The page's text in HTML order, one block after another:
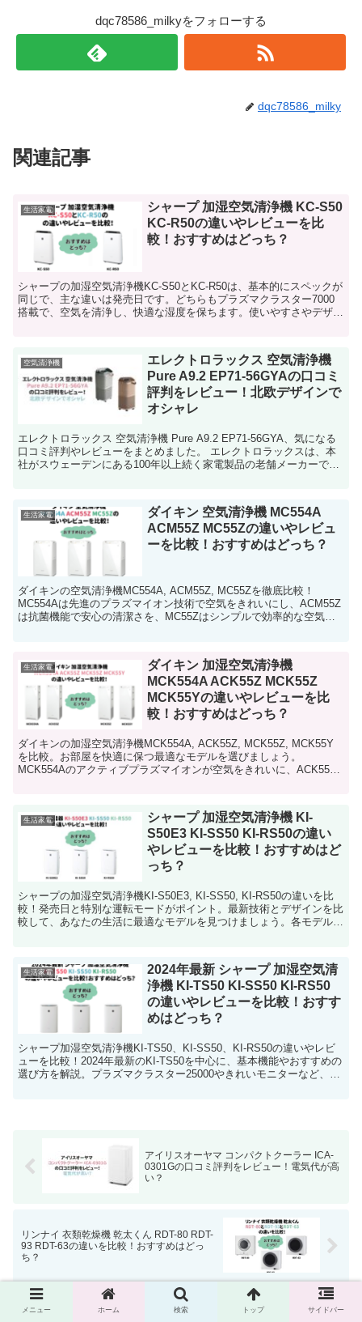
dqc78586_milkyをフォローする
dqc78586_milky
関連記事
生活家電
シャープ 加湿空気清浄機 KC-S50
KC-R50の違いやレビューを比
較！おすすめはどっち？
シャープの加湿空気清浄機KC-S50とKC-R50は、基本的にスペックが
同じで、主な違いは発売日です。どちらもプラズマクラスター7000
搭載で、空気を清浄し、快適な湿度を保ちます。使いやすさやデザイ
空気清浄機
エレクトロラックス 空気清浄機
Pure A9.2 EP71-56GYAの口コミ
評判をレビュー！北欧デザインで
オシャレ
エレクトロラックス 空気清浄機 Pure A9.2 EP71-56GYA、気になる
口コミ評判やレビューをまとめました。 エレクトロラックスは、本
社がスウェーデンにある100年以上続く家電製品の老舗メーカーで、
生活家電
ダイキン 空気清浄機 MC554A
ACM55Z MC55Zの違いやレビュ
ーを比較！おすすめはどっち？
ダイキンの空気清浄機MC554A, ACM55Z, MC55Zを徹底比較！
MC554Aは先進のプラズマイオン技術で空気をきれいにし、ACM55Z
は抗菌機能で安心の清潔さを、MC55Zはシンプルで効率的な空気清
生活家電
ダイキン 加湿空気清浄機
MCK554A ACK55Z MCK55Z
MCK55Yの違いやレビューを比
較！おすすめはどっち？
ダイキンの加湿空気清浄機MCK554A, ACK55Z, MCK55Z, MCK55Y
を比較。お部屋を快適に保つ最適なモデルを選びましょう。
MCK554Aのアクティブプラズマイオンが空気をきれいに、ACK55Z
ったりの空気清浄機を見つけてください。詳細はこちら
生活家電
シャープ 加湿空気清浄機 KI-
S50E3 KI-SS50 KI-RS50の違い
やレビューを比較！おすすめはど
っち？
シャープの加湿空気清浄機KI-S50E3, KI-SS50, KI-RS50の違いを比
較！発売日と特別な運転モードがポイント。最新技術とデザインを比
較して、あなたの生活に最適なモデルを見つけましょう。各モデルの
生活家電
2024年最新 シャープ 加湿空気清
浄機 KI-TS50 KI-SS50 KI-RS50
の違いやレビューを比較！おすす
めはどっち？
シャープ加湿空気清浄機KI-TS50、KI-SS50、KI-RS50の違いやレビ
ューを比較！2024年最新のKI-TS50を中心に、基本機能やおすすめの
選び方を解説。プラズマクラスター25000やきれいモニターなど、共
アイリスオーヤマ コンパクトクーラー ICA-
0301Gの口コミ評判をレビュー！電気代が高
い？
リンナイ 衣類乾燥機 乾太くん RDT-80 RDT-
93 RDT-63の違いを比較！おすすめはどっ
ち？
ホーム 生活家電 空気清浄機
メニュー ホーム 検索 トップ サイドバー